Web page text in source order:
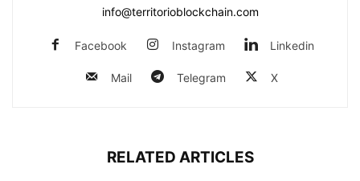
info@territorioblockchain.com
Facebook Instagram Linkedin
Mail Telegram X
RELATED ARTICLES